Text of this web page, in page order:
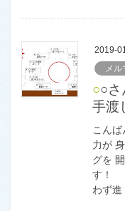
2019-
メル
○○さんの2019年を変える一手を
手渡
こん
力が
グを
す！ 3
わず